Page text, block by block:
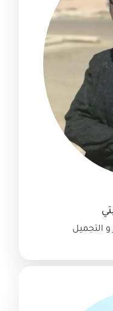
و التجميل